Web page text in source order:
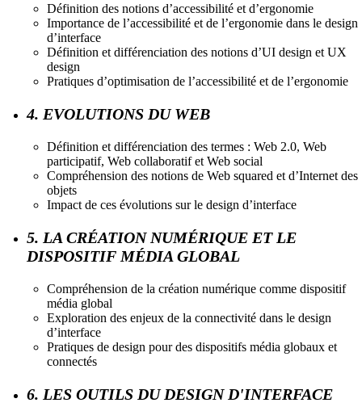
Définition des notions d’accessibilité et d’ergonomie
Importance de l’accessibilité et de l’ergonomie dans le design
d’interface
Définition et différenciation des notions d’UI design et UX
design
Pratiques d’optimisation de l’accessibilité et de l’ergonomie
4. EVOLUTIONS DU WEB
Définition et différenciation des termes : Web 2.0, Web
participatif, Web collaboratif et Web social
Compréhension des notions de Web squared et d’Internet des
objets
Impact de ces évolutions sur le design d’interface
5. LA CRÉATION NUMÉRIQUE ET LE
DISPOSITIF MÉDIA GLOBAL
Compréhension de la création numérique comme dispositif
média global
Exploration des enjeux de la connectivité dans le design
d’interface
Pratiques de design pour des dispositifs média globaux et
connectés
6. LES OUTILS DU DESIGN D'INTERFACE